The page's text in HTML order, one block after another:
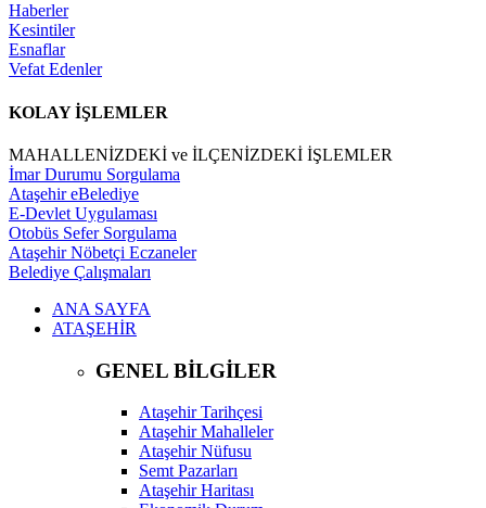
Haberler
Kesintiler
Esnaflar
Vefat Edenler
KOLAY İŞLEMLER
MAHALLENİZDEKİ ve İLÇENİZDEKİ İŞLEMLER
İmar Durumu Sorgulama
Ataşehir eBelediye
E-Devlet Uygulaması
Otobüs Sefer Sorgulama
Ataşehir Nöbetçi Eczaneler
Belediye Çalışmaları
ANA SAYFA
ATAŞEHİR
GENEL BİLGİLER
Ataşehir Tarihçesi
Ataşehir Mahalleler
Ataşehir Nüfusu
Semt Pazarları
Ataşehir Haritası